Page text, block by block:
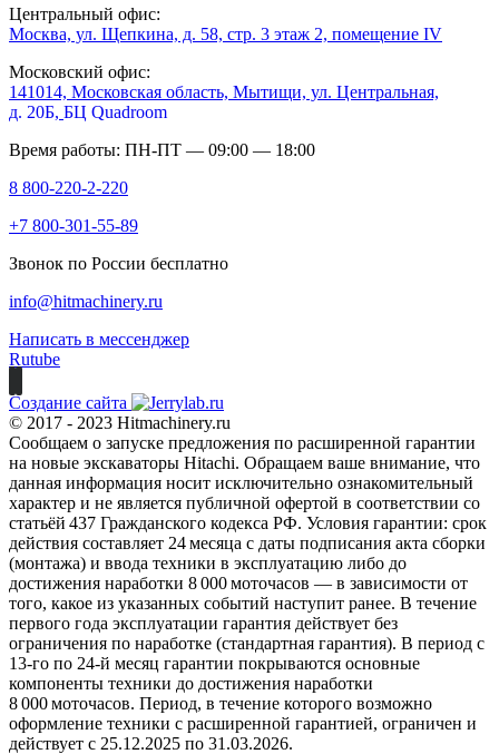
Центральный офис:
Москва, ул. Щепкина, д. 58, стр. 3 этаж 2, помещение IV
Московский офис:
141014, Московская область, Мытищи, ул. Центральная,
д. 20Б, БЦ Quadroom
Время работы: ПН-ПТ — 09:00 — 18:00
8 800-220-2-220
+7 800-301-55-89
Звонок по России бесплатно
info@hitmachinery.ru
Написать в мессенджер
Rutube
Создание сайта
© 2017 - 2023 Hitmachinery.ru
Сообщаем о запуске предложения по расширенной гарантии
на новые экскаваторы Hitachi. Обращаем ваше внимание, что
данная информация носит исключительно ознакомительный
характер и не является публичной офертой в соответствии со
статьёй 437 Гражданского кодекса РФ. Условия гарантии: срок
действия составляет 24 месяца с даты подписания акта сборки
(монтажа) и ввода техники в эксплуатацию либо до
достижения наработки 8 000 моточасов — в зависимости от
того, какое из указанных событий наступит ранее. В течение
первого года эксплуатации гарантия действует без
ограничения по наработке (стандартная гарантия). В период с
13‑го по 24‑й месяц гарантии покрываются основные
компоненты техники до достижения наработки
8 000 моточасов. Период, в течение которого возможно
оформление техники с расширенной гарантией, ограничен и
действует с 25.12.2025 по 31.03.2026.